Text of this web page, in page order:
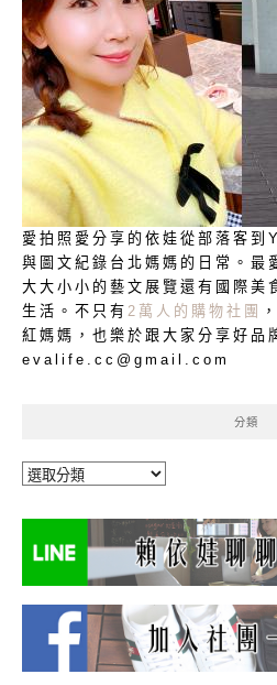
愛拍照愛分享的依娃從部落客
與圖文紀錄台北媽媽的日常。最
大大小小的藝文展覽還有國際美
生活。不只有 2萬人的購物社團
紅媽媽，也樂於跟大家分享好品
evalife.cc@gmail.com
分類
分